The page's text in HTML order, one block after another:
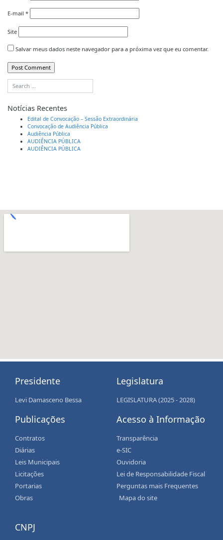
E-mail *
Site
Salvar meus dados neste navegador para a próxima vez que eu comentar.
Notícias Recentes
Edital de Convocação – Sessão Extraordinária
Convocação de Audiência Pública
Audiência Pública
AUDIÊNCIA PÚBLICA
AUDIÊNCIA PÚBLICA
Presidente
Levi Damasceno Bessa
Publicações
Contratos
Diárias
Leis Municipais
Licitações
Portarias
Obras
Legislatura
LEGISLATURA (2025 - 2028)
Acesso à Informação
Transparência
e-SIC
Ouvidoria
Lei de Responsabilidade Fiscal
Perguntas mais Frequentes
Mapa do site
CNPJ